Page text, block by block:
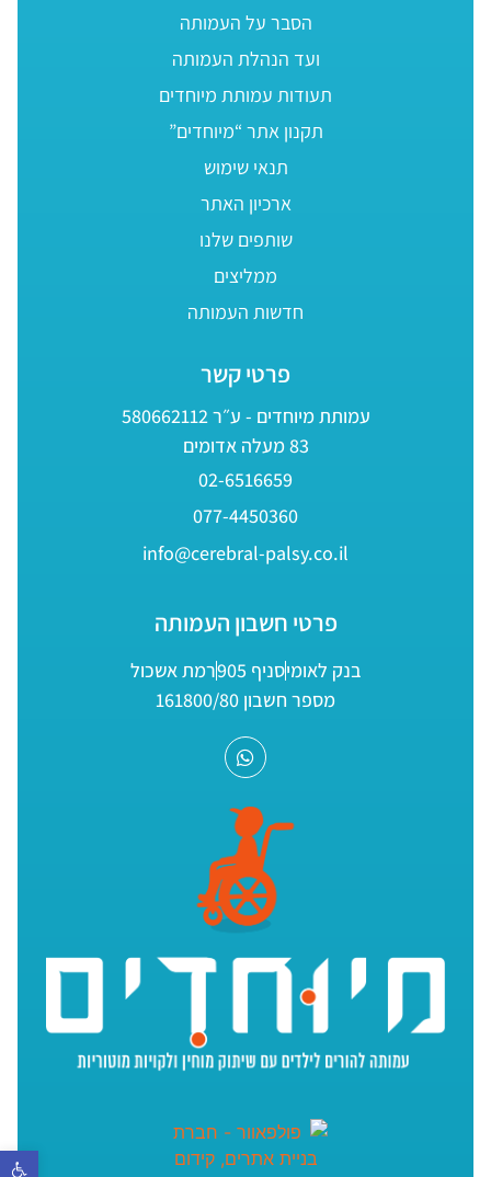
פתח
הסבר על העמותה
ועד הנהלת העמותה
תעודות עמותת מיוחדים
תקנון אתר “מיוחדים”
תנאי שימוש
ארכיון האתר
שותפים שלנו
ממליצים
חדשות העמותה
פרטי קשר
עמותת מיוחדים - ע״ר 580662112
83 מעלה אדומים
02-6516659
077-4450360
info@cerebral-palsy.co.il
פרטי חשבון העמותה
בנק לאומיסניף 905
רמת אשכול
מספר חשבון 161800/80